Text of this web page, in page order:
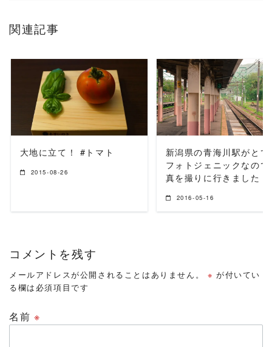
関連記事
READ MORE
大地に立て！ #トマト
2015-08-26
READ MORE
新潟県の青海川駅がとて
フォトジェニックなので
真を撮りに行きました
2016-05-16
コメントを残す
メールアドレスが公開されることはありません。 ※ が付いてい
る欄は必須項目です
名前 ※